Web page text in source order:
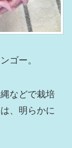
ゴー。
などで栽培
、明らかに